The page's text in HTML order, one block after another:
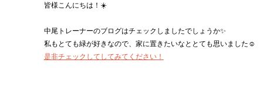
皆様こんにちは！☀️
中尾トレーナーのブログはチェックしましたでしょうか✨
私もとても緑が好きなので、家に置きたいなととても思いました☺️
是非チェックしてしてみてください！